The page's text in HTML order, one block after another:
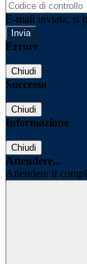
E-mail inviata, si
Errore
Chiudi
Successo
Chiudi
Informazione
Chiudi
Attendere...
Attendere il